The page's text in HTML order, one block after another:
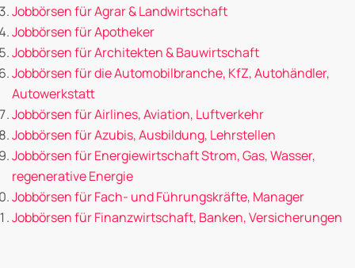
Jobbörsen für Agrar & Landwirtschaft
Jobbörsen für Apotheker
Jobbörsen für Architekten & Bauwirtschaft
Jobbörsen für die Automobilbranche, KfZ, Autohändler,
Autowerkstatt
Jobbörsen für Airlines, Aviation, Luftverkehr
Jobbörsen für Azubis, Ausbildung, Lehrstellen
Jobbörsen für Energiewirtschaft Strom, Gas, Wasser,
regenerative Energie
Jobbörsen für Fach- und Führungskräfte, Manager
Jobbörsen für Finanzwirtschaft, Banken, Versicherungen